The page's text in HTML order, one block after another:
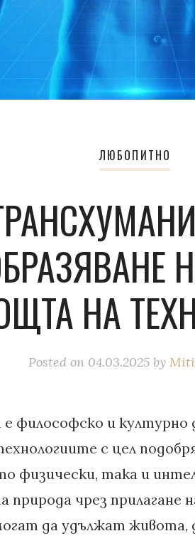
ЛЮБОПИТНО
НА
Posted on 04.03.2025 by
философско и културно
с цел
физически, така и
природа чрез прилагане
да удължат живота,